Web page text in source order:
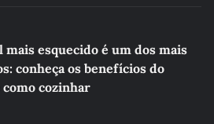
mais esquecido é um dos mais
conheça os benefícios do
cozinhar